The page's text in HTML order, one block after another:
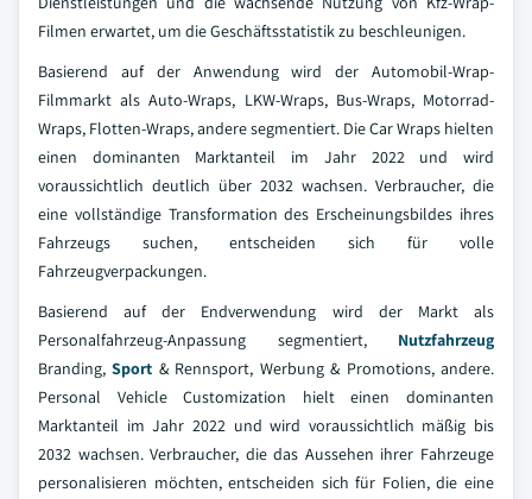
Filmen erwartet, um die Geschäftsstatistik zu beschleunigen.
Basierend auf der Anwendung wird der Automobil-Wrap-
Filmmarkt als Auto-Wraps, LKW-Wraps, Bus-Wraps, Motorrad-
Wraps, Flotten-Wraps, andere segmentiert. Die Car Wraps hielten
einen dominanten Marktanteil im Jahr 2022 und wird
voraussichtlich deutlich über 2032 wachsen. Verbraucher, die
eine vollständige Transformation des Erscheinungsbildes ihres
Fahrzeugs suchen, entscheiden sich für volle
Fahrzeugverpackungen.
Basierend auf der Endverwendung wird der Markt als
Personalfahrzeug-Anpassung segmentiert, Nutzfahrzeug
Branding,Sport & Rennsport, Werbung & Promotions, andere.
Personal Vehicle Customization hielt einen dominanten
Marktanteil im Jahr 2022 und wird voraussichtlich mäßig bis
2032 wachsen. Verbraucher, die das Aussehen ihrer Fahrzeuge
personalisieren möchten, entscheiden sich für Folien, die eine